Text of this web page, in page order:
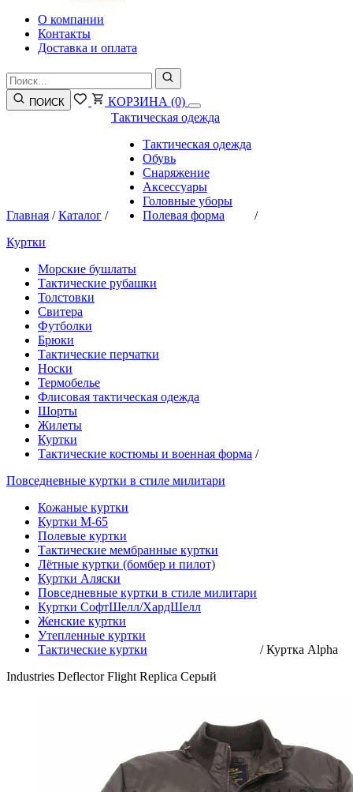
О компании
Контакты
Доставка и оплата
ПОИСК КОРЗИНА (0)
Главная /Каталог /
Тактическая одежда
Тактическая одежда
Обувь
Снаряжение
Аксессуары
Головные уборы
Полевая форма
/
Куртки
Морские бушлаты
Тактические рубашки
Толстовки
Свитера
Футболки
Брюки
Тактические перчатки
Носки
Термобелье
Флисовая тактическая одежда
Шорты
Жилеты
Куртки
Тактические костюмы и военная форма /
Повседневные куртки в стиле милитари
Кожаные куртки
Куртки М-65
Полевые куртки
Тактические мембранные куртки
Лётные куртки (бомбер и пилот)
Куртки Аляски
Повседневные куртки в стиле милитари
Куртки СофтШелл/ХардШелл
Женские куртки
Утепленные куртки
Тактические куртки
/Куртка Alpha
Industries Deflector Flight Replica Серый